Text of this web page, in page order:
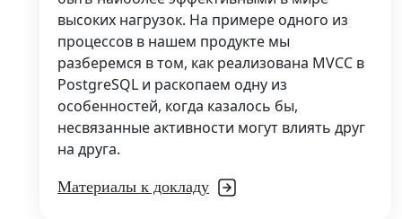
высоких нагрузок. На примере одного из
процессов в нашем продукте мы
разберемся в том, как реализована MVCC в
PostgreSQL и раскопаем одну из
особенностей, когда казалось бы,
несвязанные активности могут влиять друг
на друга.
Материалы к докладу